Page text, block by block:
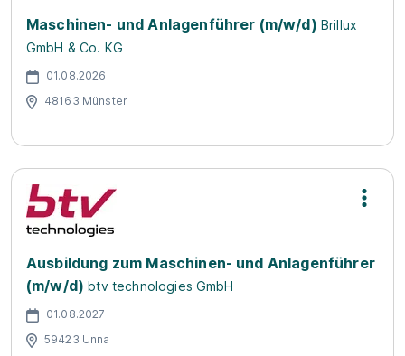
Maschinen- und Anlagenführer (m/w/d) Brillux
GmbH & Co. KG
01.08.2026
48163 Münster
Ausbildung zum Maschinen- und Anlagenführer
(m/w/d) btv technologies GmbH
01.08.2027
59423 Unna